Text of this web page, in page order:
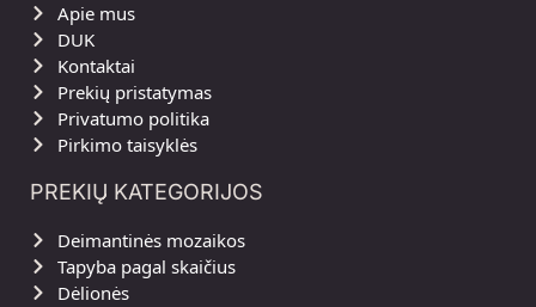
Apie mus
DUK
Kontaktai
Prekių pristatymas
Privatumo politika
Pirkimo taisyklės
PREKIŲ KATEGORIJOS
Deimantinės mozaikos
Tapyba pagal skaičius
Dėlionės